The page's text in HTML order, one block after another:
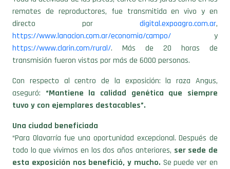
remates de reproductores, fue transmitida en vivo y en
directo por digital.expoagro.com.ar,
https://www.lanacion.com.ar/economia/campo/ y
https://www.clarin.com/rural/. Más de 20 horas de
transmisión fueron vistas por más de 6000 personas.
Con respecto al centro de la exposición: la raza Angus,
aseguró: “Mantiene la calidad genética que siempre
tuvo y con ejemplares destacables”.
Una ciudad beneficiada
“Para Olavarría fue una oportunidad excepcional. Después de
todo lo que vivimos en los dos años anteriores, ser sede de
esta exposición nos benefició, y mucho. Se puede ver en